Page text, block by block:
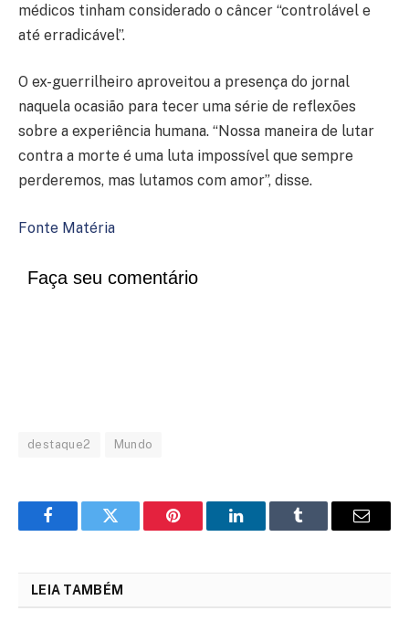
médicos tinham considerado o câncer “controlável e
até erradicável”.
O ex-guerrilheiro aproveitou a presença do jornal
naquela ocasião para tecer uma série de reflexões
sobre a experiência humana. “Nossa maneira de lutar
contra a morte é uma luta impossível que sempre
perderemos, mas lutamos com amor”, disse.
Fonte Matéria
Faça seu comentário
destaque2 Mundo
FacebookTwitter Pinterest LinkedInTumblr Email
LEIA TAMBÉM